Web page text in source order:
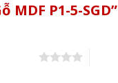
P1-5-SGD”